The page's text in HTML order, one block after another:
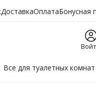
ДоставкаОплатаБонусная
Все для туалетных комнат